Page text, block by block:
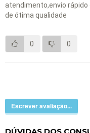
atendimento,envio
de ótima qualidade
0 0
Escrever avaliação...